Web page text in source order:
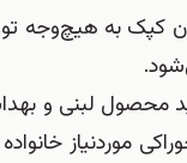
کپک به هیچ‌وجه
محصول لبنی و
موردنیاز خانواده